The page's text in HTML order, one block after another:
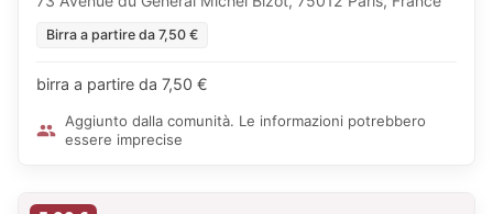
Birra a partire da 7,50 €
birra a partire da 7,50 €
Aggiunto dalla comunità. Le informazioni potrebbero
essere imprecise